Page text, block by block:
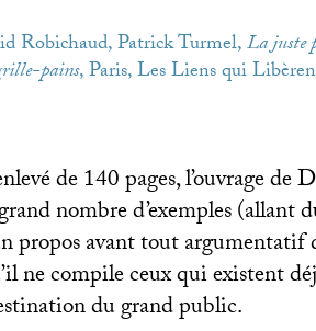
Robichaud, Patrick Turmel,La juste
pains, Paris, Les Liens qui
de 140 pages, l’ouvrage
nombre d’exemples
propos avant tout argumentatif
ne compile ceux qui existent
du grand public.